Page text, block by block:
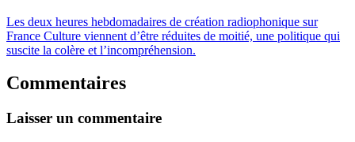
Les deux heures hebdomadaires de création radiophonique sur
France Culture viennent d’être réduites de moitié, une politique qui
suscite la colère et l’incompréhension.
Commentaires
Laisser un commentaire